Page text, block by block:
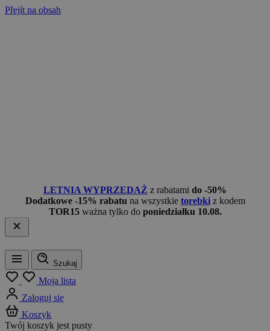
Přejít na obsah
LETNIA WYPRZEDAŻ z rabatami do -50%
Dodatkowe -15% rabatu na wszystkie torebkiz kodem
TOR15 ważna tylko do poniedziałku 10.08.
Menu
Szukaj
Moja lista
Zaloguj się
Koszyk
Twój koszyk jest pusty